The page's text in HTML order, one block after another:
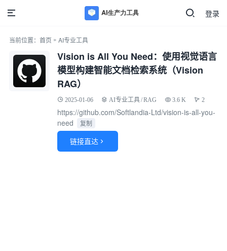
登录
当前位置： 首页 » AI专业工具
Vision is All You Need：使用视觉语言
模型构建智能文档检索系统（Vision
RAG）
2025-01-06 AI专业工具/RAG 3.6 K 2
https://github.com/Softlandia-Ltd/vision-is-all-you-
need
复制
链接直达 